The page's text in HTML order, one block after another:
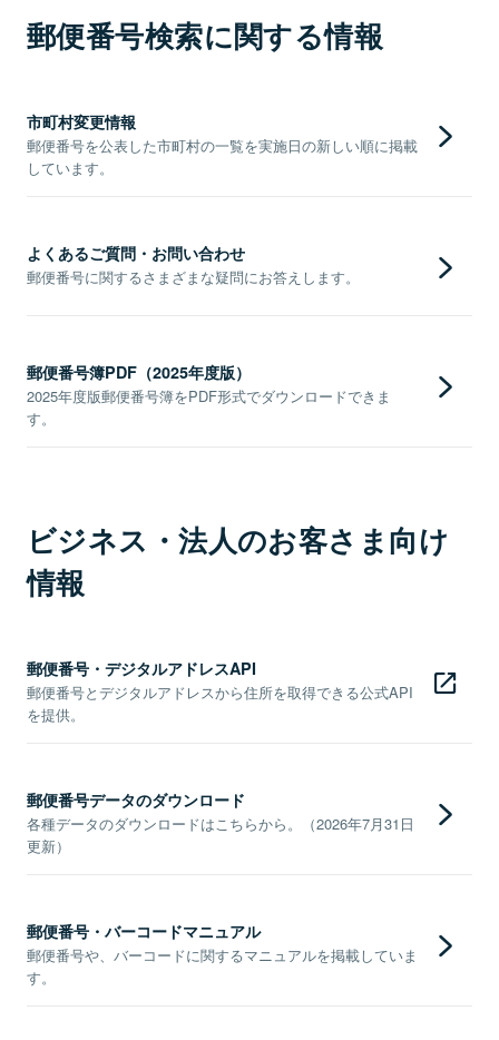
郵便番号検索に関する情報
市町村変更情報
郵便番号を公表した市町村の一覧を実施日の新しい順に掲載
しています。
よくあるご質問・お問い合わせ
郵便番号に関するさまざまな疑問にお答えします。
郵便番号簿PDF（2025年度版）
2025年度版郵便番号簿をPDF形式でダウンロードできま
す。
ビジネス・法人のお客さま向け
情報
郵便番号・デジタルアドレスAPI
郵便番号とデジタルアドレスから住所を取得できる公式API
を提供。
郵便番号データのダウンロード
各種データのダウンロードはこちらから。（2026年7月31日
更新）
郵便番号・バーコードマニュアル
郵便番号や、バーコードに関するマニュアルを掲載していま
す。